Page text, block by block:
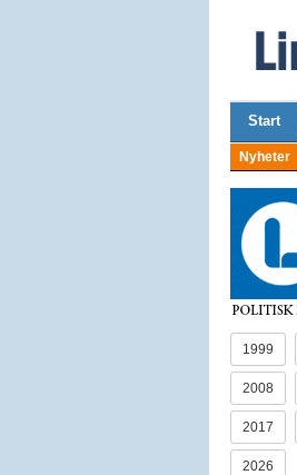
Start
Nyheter
1999
2008
2017
2026